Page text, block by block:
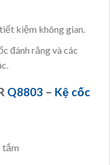
kiệm không gian.
đánh răng và các
Q8803 – Kệ cốc
tắm